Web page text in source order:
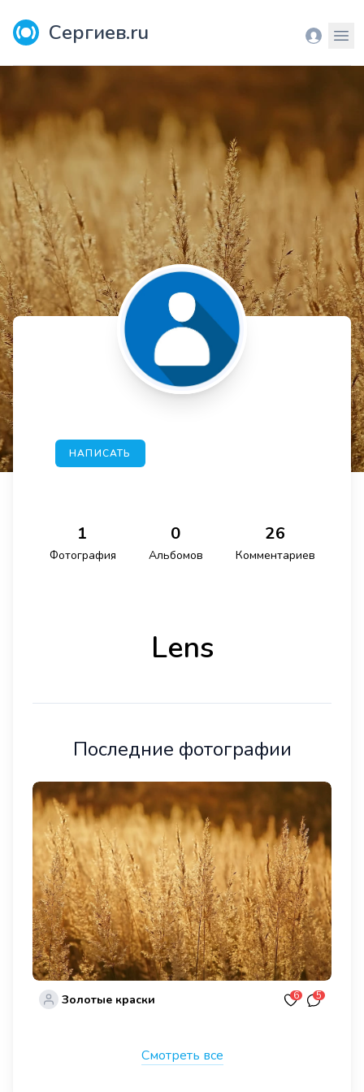
Сергиев.ru Вход
НАПИСАТЬ
1
Фотография
0
Альбомов
26
Комментариев
Lens
Последние фотографии
Золотые краски 6 5
Смотреть все